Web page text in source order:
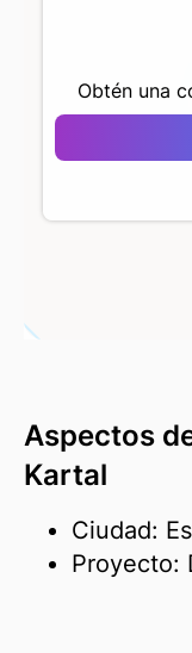
Obtén una
Aspectos
Kartal
Ciudad:
Proyecto: